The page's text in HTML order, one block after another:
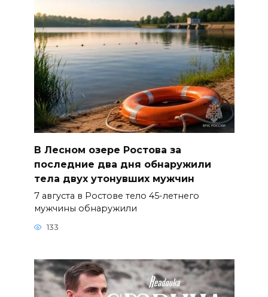
В Лесном озере Ростова за
последние два дня обнаружили
тела двух утонувших мужчин
7 августа в Ростове тело 45-летнего
мужчины обнаружили
133